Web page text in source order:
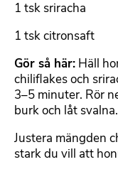
1 tsk sriracha
1 tsk citronsaft
Gör så här: Häll
chiliflakes och
3–5 minuter. Rör
burk och låt svalna.
Justera mängden
stark du vill att